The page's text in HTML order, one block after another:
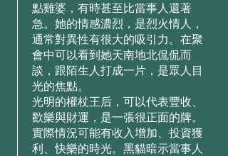
點雞婆，有時甚⾄⽐當事⼈還著
急。她的情感濃烈，是烈⽕情⼈，
通常對異性有很⼤的吸引⼒。在聚
會中可以看到她天南地北侃侃⽽
談，跟陌⽣⼈打成⼀⽚，是眾⼈⽬
光的焦點。
光明的權杖王后，可以代表豐收、
歡樂與財運，是⼀張很正⾯的牌。
實際情況可能有收⼊增加、投資獲
利、快樂的時光。⿊貓暗⽰當事⼈